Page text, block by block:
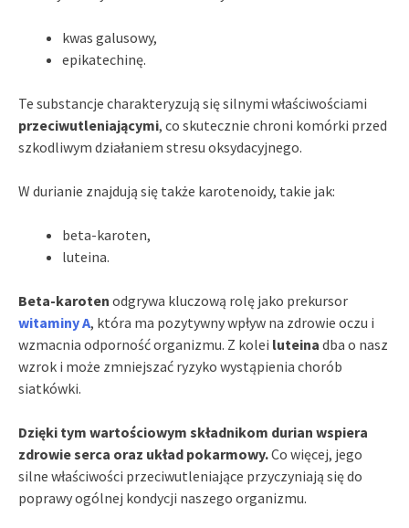
kwas galusowy,
epikatechinę.
Te substancje charakteryzują się silnymi właściwościami
przeciwutleniającymi, co skutecznie chroni komórki przed
szkodliwym działaniem stresu oksydacyjnego.
W durianie znajdują się także karotenoidy, takie jak:
beta-karoten,
luteina.
Beta-karoten odgrywa kluczową rolę jako prekursor
witaminy A, która ma pozytywny wpływ na zdrowie oczu i
wzmacnia odporność organizmu. Z kolei luteina dba o nasz
wzrok i może zmniejszać ryzyko wystąpienia chorób
siatkówki.
Dzięki tym wartościowym składnikom durian wspiera
zdrowie serca oraz układ pokarmowy.Co więcej, jego
silne właściwości przeciwutleniające przyczyniają się do
poprawy ogólnej kondycji naszego organizmu.